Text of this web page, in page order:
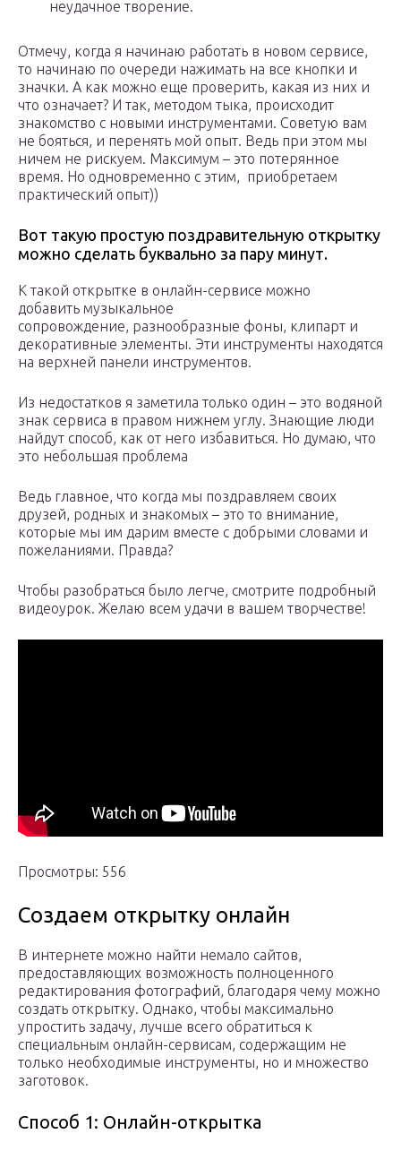
неудачное творение.
Отмечу, когда я начинаю работать в новом сервисе,
то начинаю по очереди нажимать на все кнопки и
значки. А как можно еще проверить, какая из них и
что означает? И так, методом тыка, происходит
знакомство с новыми инструментами. Советую вам
не бояться, и перенять мой опыт. Ведь при этом мы
ничем не рискуем. Максимум – это потерянное
время. Но одновременно с этим, приобретаем
практический опыт))
Вот такую простую поздравительную открытку
можно сделать буквально за пару минут.
К такой открытке в онлайн-сервисе можно
добавить музыкальное
сопровождение, разнообразные фоны, клипарт и
декоративные элементы. Эти инструменты находятся
на верхней панели инструментов.
Из недостатков я заметила только один – это водяной
знак сервиса в правом нижнем углу. Знающие люди
найдут способ, как от него избавиться. Но думаю, что
это небольшая проблема
Ведь главное, что когда мы поздравляем своих
друзей, родных и знакомых – это то внимание,
которые мы им дарим вместе с добрыми словами и
пожеланиями. Правда?
Чтобы разобраться было легче, смотрите подробный
видеоурок. Желаю всем удачи в вашем творчестве!
Просмотры: 556
Создаем открытку онлайн
В интернете можно найти немало сайтов,
предоставляющих возможность полноценного
редактирования фотографий, благодаря чему можно
создать открытку. Однако, чтобы максимально
упростить задачу, лучше всего обратиться к
специальным онлайн-сервисам, содержащим не
только необходимые инструменты, но и множество
заготовок.
Способ 1: Онлайн-открытка